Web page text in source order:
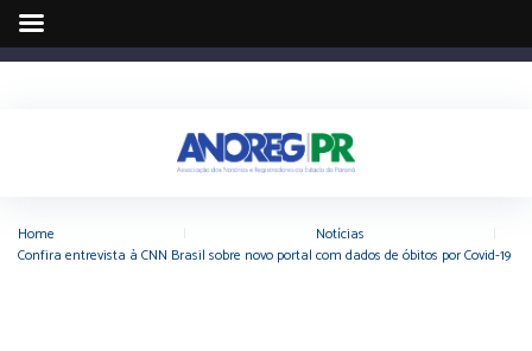
Home Notícias
Confira entrevista à CNN Brasil sobre novo portal com dados de óbitos por Covid-19